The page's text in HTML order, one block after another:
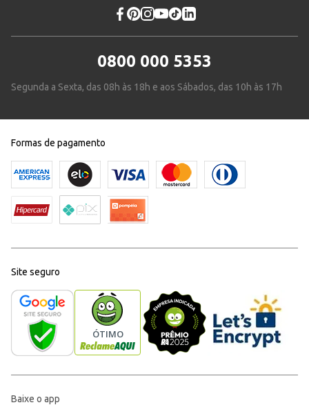
0800 000 5353
Segunda a Sexta, das 08h às 18h e aos Sábados, das 10h às 17h
Formas de pagamento
Site seguro
Baixe o app